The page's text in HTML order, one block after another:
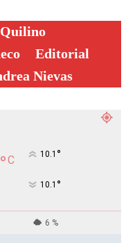
Quilino
Editorial
Nievas
°C 10.1 °
10.1 °
6 %